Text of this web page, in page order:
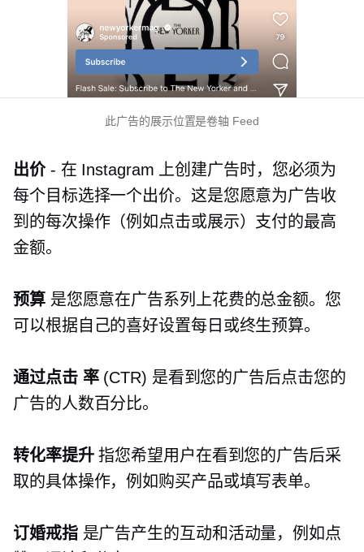
此广告的展示位置是卷轴 Feed
出价- 在 Instagram 上创建广告时，您必须为
每个目标选择一个出价。这是您愿意为广告收
到的每次操作（例如点击或展示）支付的最高
金额。
预算是您愿意在广告系列上花费的总金额。您
可以根据自己的喜好设置每日或终生预算。
通过点击率(CTR) 是看到您的广告后点击您的
广告的人数百分比。
转化率提升指您希望用户在看到您的广告后采
取的具体操作，例如购买产品或填写表单。
订婚戒指是广告产生的互动和活动量，例如点